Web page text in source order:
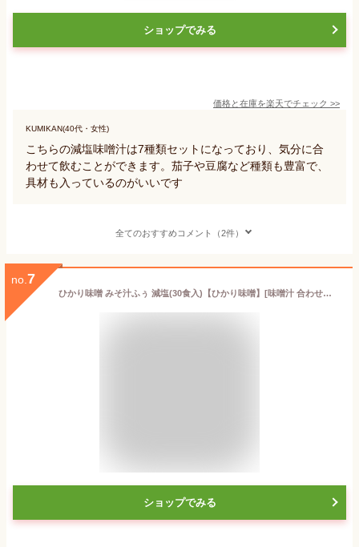
ショップでみる
価格と在庫を楽天でチェック >>
KUMIKAN(40代・女性)
こちらの減塩味噌汁は7種類セットになっており、気分に合
わせて飲むことができます。茄子や豆腐など種類も豊富で、
具材も入っているのがいいです
全てのおすすめコメント（2件）
no. 7
ひかり味噌 みそ汁ふぅ 減塩(30食入)【ひかり味噌】[味噌汁 合わせみそ アソート 大容量 インスタント]
ショップでみる